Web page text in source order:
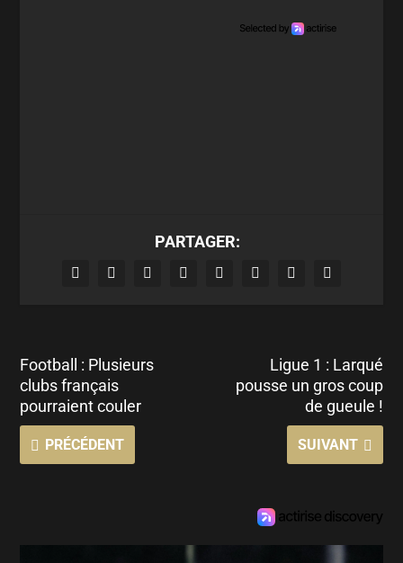
PARTAGER:
Football : Plusieurs
clubs français
pourraient couler
PRÉCÉDENT
Ligue 1 : Larqué
pousse un gros coup
de gueule !
SUIVANT